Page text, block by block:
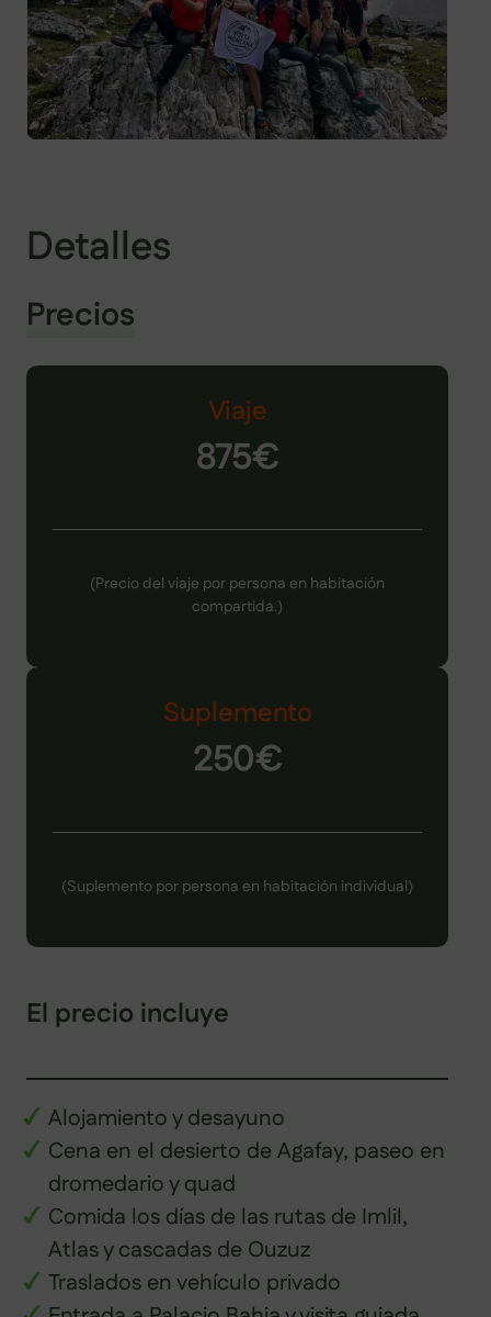
Detalles
Precios
Viaje
875€
(Precio del viaje por persona en habitación
compartida.)
Suplemento
250€
(Suplemento por persona en habitación individual)
El precio incluye
Alojamiento y desayuno
Cena en el desierto de Agafay, paseo en
dromedario y quad
Comida los días de las rutas de Imlil,
Atlas y cascadas de Ouzuz
Traslados en vehículo privado